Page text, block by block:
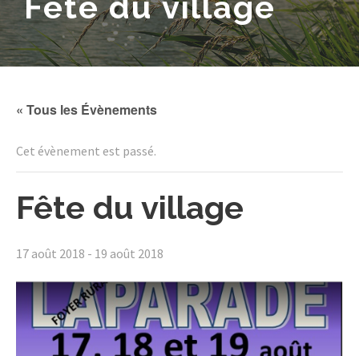
« Tous les Évènements
Cet évènement est passé.
Fête du village
17 août 2018 - 19 août 2018